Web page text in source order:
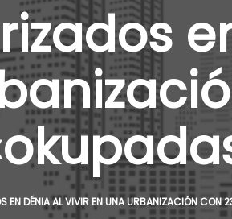
EN DÉNIA AL VIVIR EN UNA URBANIZACIÓN CON